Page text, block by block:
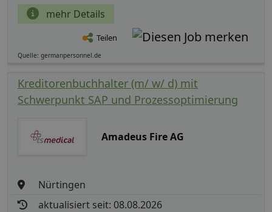
mehr Details
Teilen
Quelle: germanpersonnel.de
Kreditorenbuchhalter (m/ w/ d) mit
Schwerpunkt SAP und Prozessoptimierung
Amadeus Fire AG
Nürtingen
aktualisiert seit: 08.08.2026